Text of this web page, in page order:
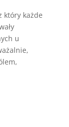
który każde
u